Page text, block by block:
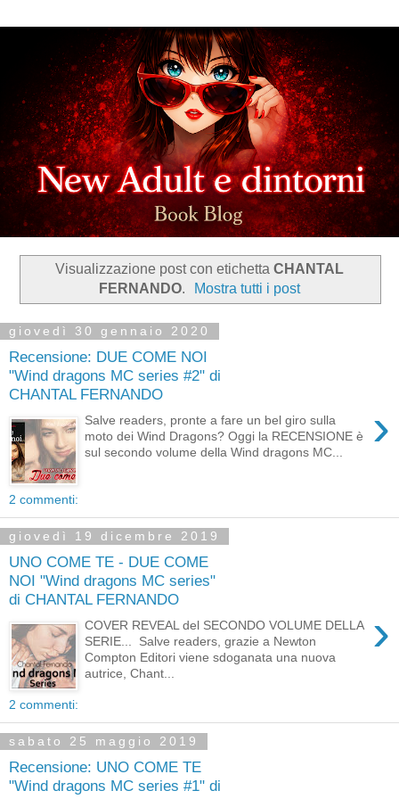
Visualizzazione post con etichetta CHANTAL
FERNANDO. Mostra tutti i post
giovedì 30 gennaio 2020
Recensione: DUE COME NOI
"Wind dragons MC series #2" di
CHANTAL FERNANDO
›
Salve readers, pronte a fare un bel giro sulla
moto dei Wind Dragons? Oggi la RECENSIONE è
sul secondo volume della Wind dragons MC...
2 commenti:
giovedì 19 dicembre 2019
UNO COME TE - DUE COME
NOI "Wind dragons MC series"
di CHANTAL FERNANDO
›
COVER REVEAL del SECONDO VOLUME DELLA
SERIE... Salve readers, grazie a Newton
Compton Editori viene sdoganata una nuova
autrice, Chant...
2 commenti:
sabato 25 maggio 2019
Recensione: UNO COME TE
"Wind dragons MC series #1" di